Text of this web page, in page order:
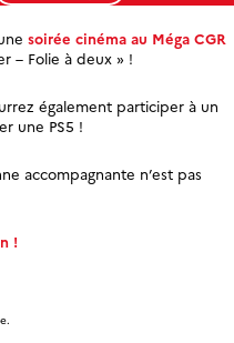
soirée cinéma au Méga CGR
– Folie à deux » !
également participer à un
une PS5 !
accompagnante n’est pas
!